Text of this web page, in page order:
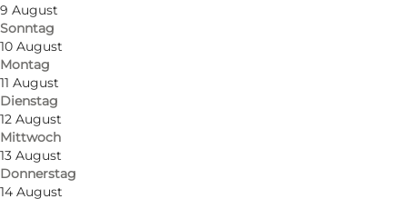
9 August
Sonntag
10 August
Montag
11 August
Dienstag
12 August
Mittwoch
13 August
Donnerstag
14 August